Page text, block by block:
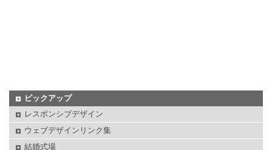
ピックアップ
レスポンシブデザイン
ウェブデザインリンク集
結婚式場